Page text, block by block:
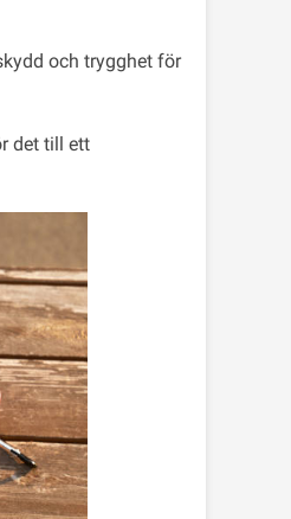
och trygghet för
det till ett